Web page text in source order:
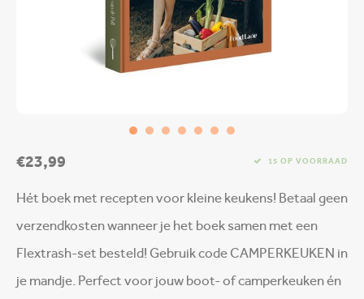
€23,99 15 OP VOORRAAD
Hét boek met recepten voor kleine keukens! Betaal geen
verzendkosten wanneer je het boek samen met een
Flextrash-set besteld! Gebruik code CAMPERKEUKEN in
je mandje. Perfect voor jouw boot- of camperkeuken én